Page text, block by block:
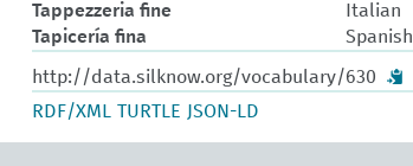
Tappezzeria fine
Italian
Tapicería fina
Spanish
http://data.silknow.org/vocabulary/630
RDF/XML TURTLE JSON-LD